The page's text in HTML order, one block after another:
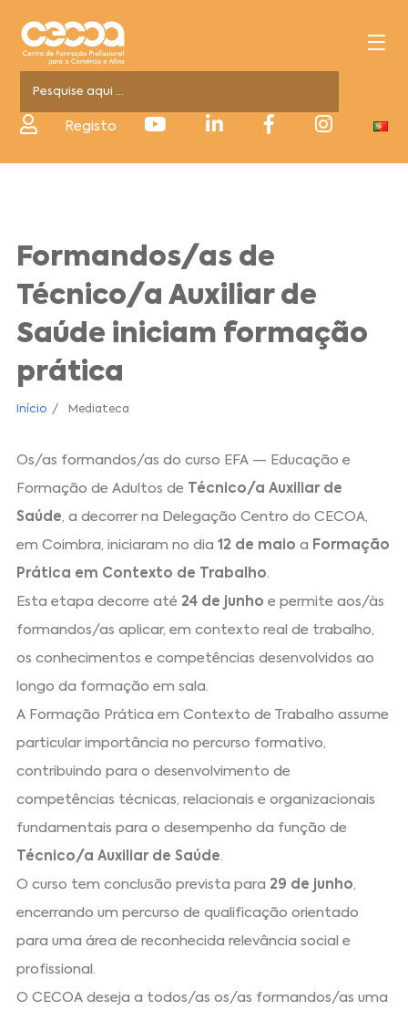
Registo
Formandos/as de
Técnico/a Auxiliar de
Saúde iniciam formação
prática
Início Mediateca
Os/as formandos/as do curso EFA — Educação e
Formação de Adultos de Técnico/a Auxiliar de
Saúde , a decorrer na Delegação Centro do CECOA,
em Coimbra, iniciaram no dia12 de maio a Formação
Prática em Contexto de Trabalho.
Esta etapa decorre até 24 de junho e permite aos/às
formandos/as aplicar, em contexto real de trabalho,
os conhecimentos e competências desenvolvidos ao
longo da formação em sala.
A Formação Prática em Contexto de Trabalho assume
particular importância no percurso formativo,
contribuindo para o desenvolvimento de
competências técnicas, relacionais e organizacionais
fundamentais para o desempenho da função de
Técnico/a Auxiliar de Saúde.
O curso tem conclusão prevista para 29 de junho
encerrando um percurso de qualificação orientado
para uma área de reconhecida relevância social e
profissional.
O CECOA deseja a todos/as os/as formandos/as uma